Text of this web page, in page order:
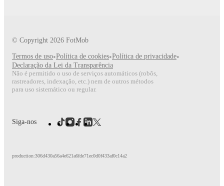
© Copyright 2026 FotMob
Termos de uso•Política de cookies•Política de privacidade•
Declaração da Lei da Transparência
Não é permitido o uso de serviços automáticos (robôs,
rastreadores, indexação, etc.) nem de outros métodos
para uso sistemático ou regular.
Siga-nos
production:306d430a56a4e621a6fde71ec0d0f433af0c14a2